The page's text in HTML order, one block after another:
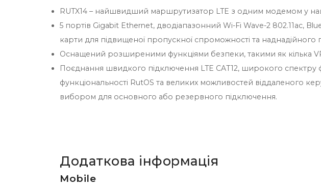
RUTX14 – найшвидший маршрутизатор LTE з одним модемом у
5 портів Gigabit Ethernet, дводіапазонний Wi-Fi Wave-2 802.11ac,
карти для підвищеної пропускної спроможності та наднадійного
Оснащений розширеними функціями безпеки, такими як кілька
Поєднання швидкого підключення LTE CAT12, широкого спектру
функціональності RutOS та великих можливостей віддаленого
вибором для основного або резервного підключення.
Додаткова інформація
Mobile